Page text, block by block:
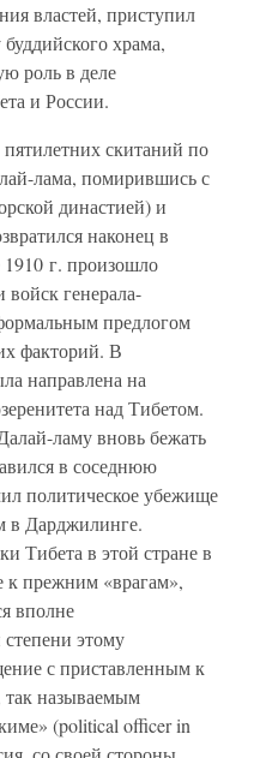
властей, приступил
храма,
роль в деле
и России.
скитаний по
лама, помирившись с
династией) и
наконец в
г. произошло
генерала-
предлогом
факторий. В
направлена на
над Тибетом.
ламу вновь бежать
в соседнюю
политическое убежище
в Дарджилинге.
Тибета в этой стране в
к прежним «врагам»,
вполне
этому
с приставленным к
называемым
(political officer in